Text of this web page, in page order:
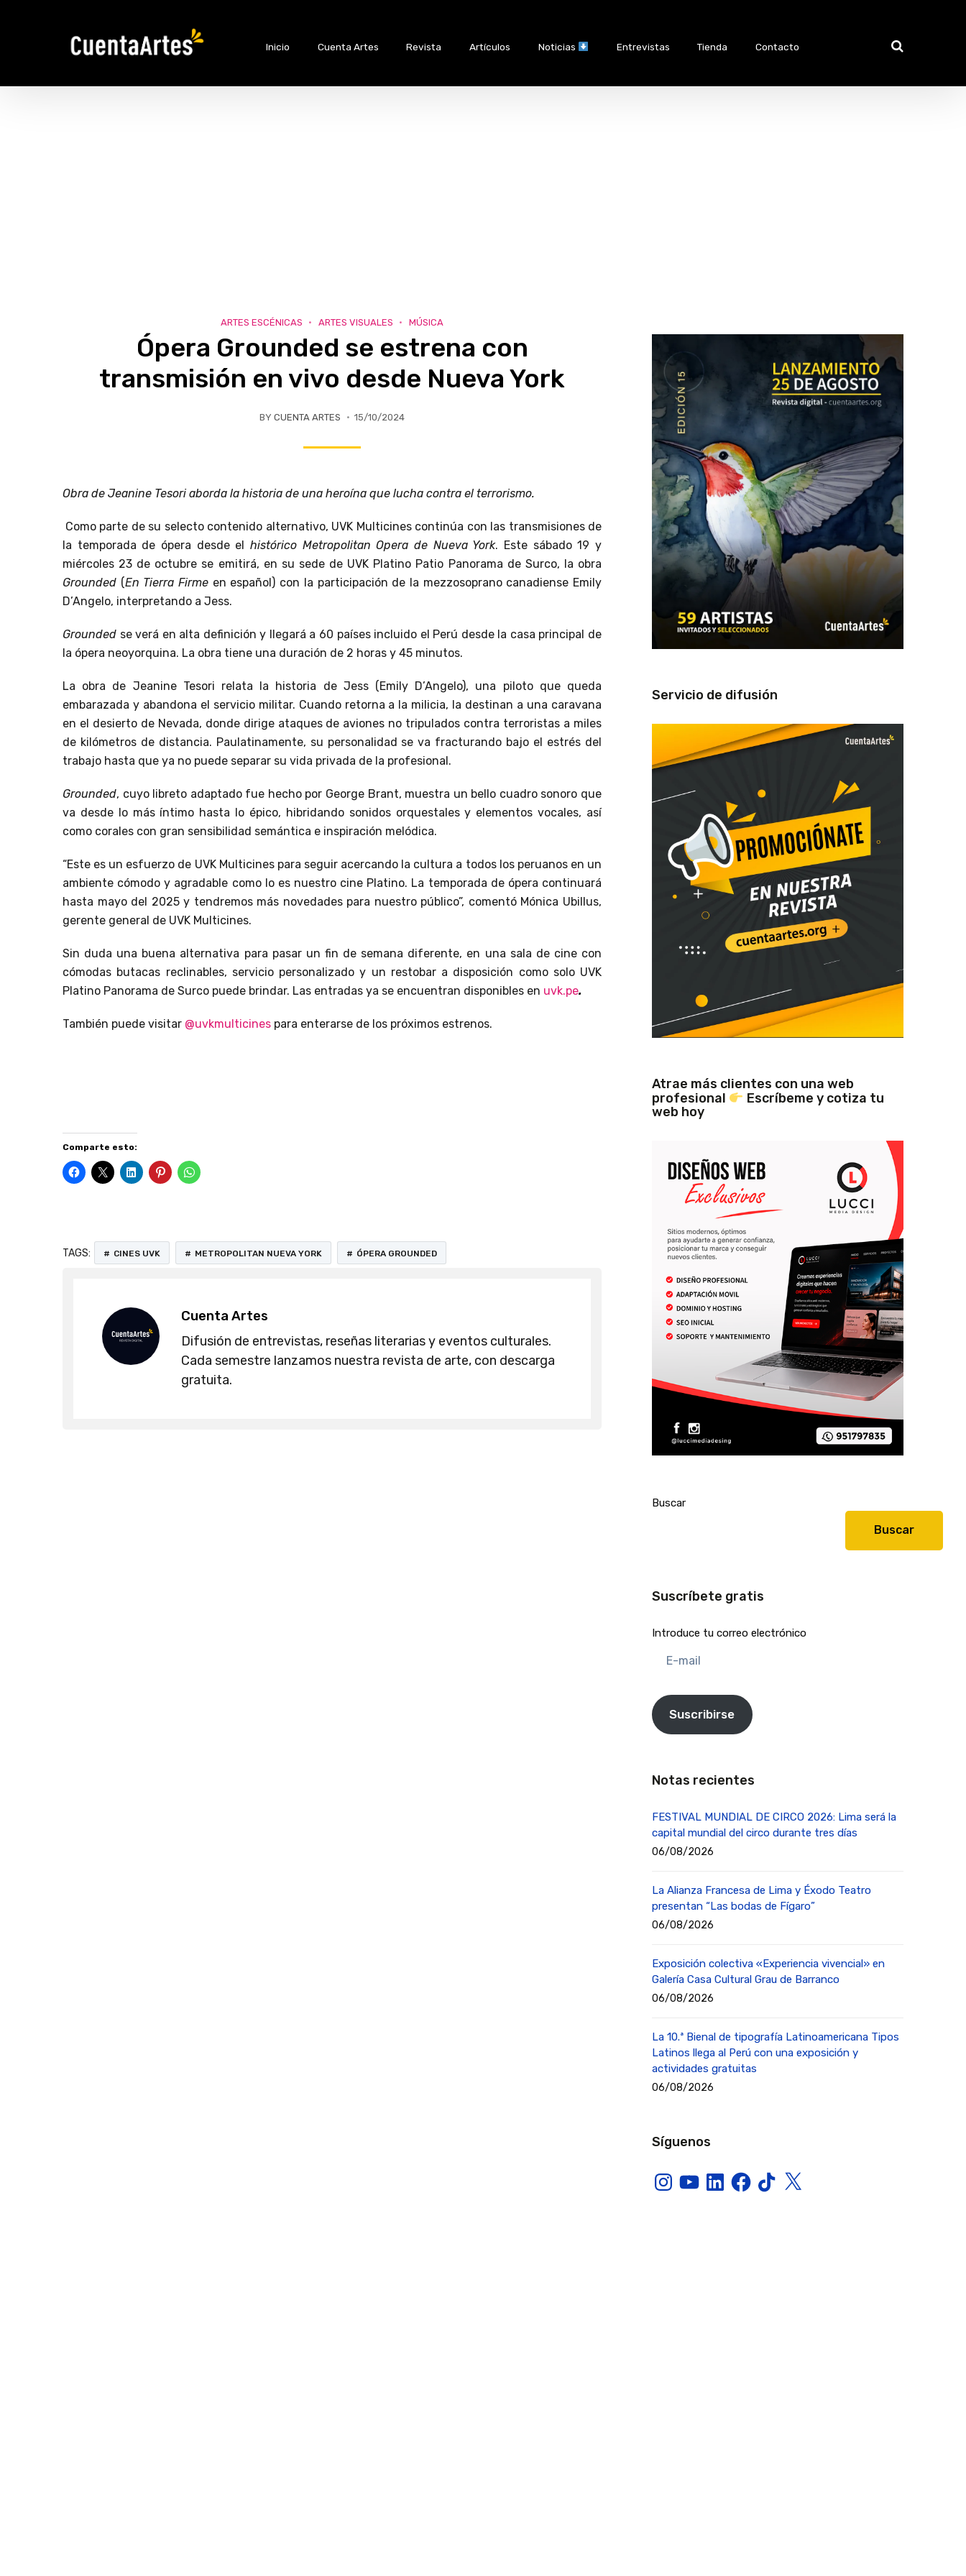
Inicio Cuenta Artes Revista Artículos Noticias Entrevistas Tienda Contacto
ARTES ESCÉNICAS ARTES VISUALES MÚSICA
Ópera Grounded se estrena con
transmisión en vivo desde Nueva York
BY CUENTA ARTES 15/10/2024
Obra de Jeanine Tesori aborda la historia de una heroína que lucha contra el terrorismo.
Como parte de su selecto contenido alternativo, UVK Multicines continúa con las transmisiones de
la temporada de ópera desde el histórico Metropolitan Opera de Nueva York. Este sábado 19 y
miércoles 23 de octubre se emitirá, en su sede de UVK Platino Patio Panorama de Surco, la obra
Grounded (En Tierra Firme en español) con la participación de la mezzosoprano canadiense Emily
D’Angelo, interpretando a Jess.
Grounded se verá en alta definición y llegará a 60 países incluido el Perú desde la casa principal de
la ópera neoyorquina. La obra tiene una duración de 2 horas y 45 minutos.
La obra de Jeanine Tesori relata la historia de Jess (Emily D’Angelo), una piloto que queda
embarazada y abandona el servicio militar. Cuando retorna a la milicia, la destinan a una caravana
en el desierto de Nevada, donde dirige ataques de aviones no tripulados contra terroristas a miles
de kilómetros de distancia. Paulatinamente, su personalidad se va fracturando bajo el estrés del
trabajo hasta que ya no puede separar su vida privada de la profesional.
Grounded, cuyo libreto adaptado fue hecho por George Brant, muestra un bello cuadro sonoro que
va desde lo más íntimo hasta lo épico, hibridando sonidos orquestales y elementos vocales, así
como corales con gran sensibilidad semántica e inspiración melódica.
“Este es un esfuerzo de UVK Multicines para seguir acercando la cultura a todos los peruanos en un
ambiente cómodo y agradable como lo es nuestro cine Platino. La temporada de ópera continuará
hasta mayo del 2025 y tendremos más novedades para nuestro público”, comentó Mónica Ubillus,
gerente general de UVK Multicines.
Sin duda una buena alternativa para pasar un fin de semana diferente, en una sala de cine con
cómodas butacas reclinables, servicio personalizado y un restobar a disposición como solo UVK
Platino Panorama de Surco puede brindar. Las entradas ya se encuentran disponibles en uvk.pe.
También puede visitar @uvkmulticines para enterarse de los próximos estrenos.
Comparte esto:
TAGS: CINES UVK METROPOLITAN NUEVA YORK ÓPERA GROUNDED
Cuenta Artes
Difusión de entrevistas, reseñas literarias y eventos culturales.
Cada semestre lanzamos nuestra revista de arte, con descarga
gratuita.
Servicio de difusión
Atrae más clientes con una web
profesional
Escríbeme y cotiza tu
web hoy
Buscar
Buscar
Suscríbete gratis
Introduce tu correo electrónico
mail
Suscribirse
Notas recientes
FESTIVAL MUNDIAL DE CIRCO 2026: Lima será la
capital mundial del circo durante tres días
06/08/2026
La Alianza Francesa de Lima y Éxodo Teatro
presentan “Las bodas de Fígaro”
06/08/2026
Exposición colectiva «Experiencia vivencial» en
Galería Casa Cultural Grau de Barranco
06/08/2026
La 10.ª Bienal de tipografía Latinoamericana Tipos
Latinos llega al Perú con una exposición y
actividades gratuitas
06/08/2026
Síguenos
InstagramYouTubeLinkedInFacebook
TikTokX